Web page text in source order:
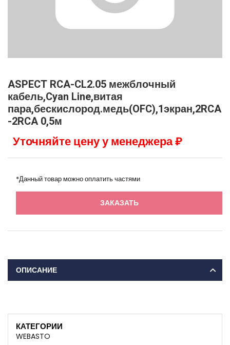
ASPECT RCA-CL2.05 межблочный
кабель,Cyan Line,витая
пара,бескислород.медь(OFC),1экран,2RCA
-2RCA 0,5м
Уточняйте цену у менеджера ₽
*Данный товар можно оплатить частями
ЗАКАЗАТЬ
ОПИСАНИЕ
КАТЕГОРИИ
WEBASTO